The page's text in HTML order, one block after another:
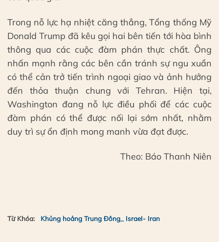
Trong nỗ lực hạ nhiệt căng thẳng, Tổng thống Mỹ
Donald Trump đã kêu gọi hai bên tiến tới hòa bình
thông qua các cuộc đàm phán thực chất. Ông
nhấn mạnh rằng các bên cần tránh sự ngu xuẩn
có thể cản trở tiến trình ngoại giao và ảnh hưởng
đến thỏa thuận chung với Tehran. Hiện tại,
Washington đang nỗ lực điều phối để các cuộc
đàm phán có thể được nối lại sớm nhất, nhằm
duy trì sự ổn định mong manh vừa đạt được.
Theo: Báo Thanh Niên
Từ Khóa: Khủng hoảng Trung Đông_ IsraeI- Iran